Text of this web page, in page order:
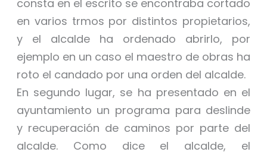
consta en el escrito se encontraba cortado
en varios trmos por distintos propietarios,
y el alcalde ha ordenado abrirlo, por
ejemplo en un caso el maestro de obras ha
roto el candado por una orden del alcalde.
En segundo lugar, se ha presentado en el
ayuntamiento un programa para deslinde
y recuperación de caminos por parte del
alcalde. Como dice el alcalde, el